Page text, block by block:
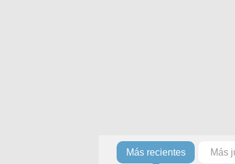
Más recientes Más